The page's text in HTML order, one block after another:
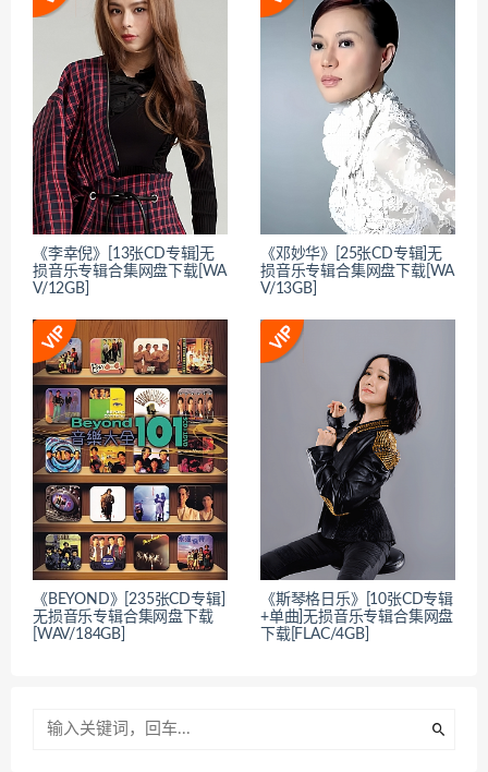
《李幸倪》[13张CD专辑]无
损音乐专辑合集网盘下载[WA
V/12GB]
《邓妙华》[25张CD专辑]无
损音乐专辑合集网盘下载[WA
V/13GB]
《BEYOND》[235张CD专辑]
无损音乐专辑合集网盘下载
[WAV/184GB]
《斯琴格日乐》[10张CD专辑
+单曲]无损音乐专辑合集网盘
下载[FLAC/4GB]